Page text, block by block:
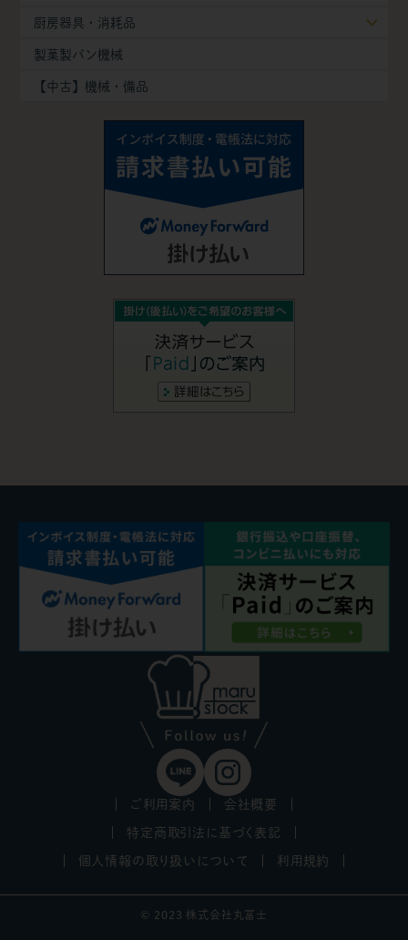
厨房器具・消耗品
製菓製パン機械
【中古】機械・備品
ご利用案内 会社概要
特定商取引法に基づく表記
個人情報の取り扱いについて 利用規約
© 2023 株式会社丸冨士